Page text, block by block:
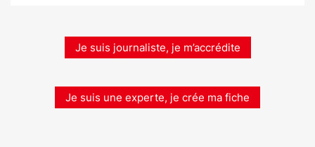
Je suis journaliste, je m’accrédite
Je suis une experte, je crée ma fiche